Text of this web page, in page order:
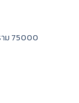
ม 75000